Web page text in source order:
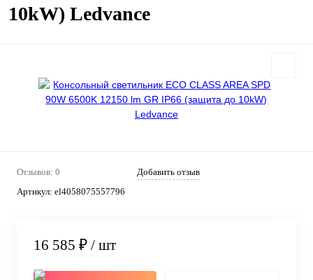
10kW) Ledvance
Отзывов: 0
Добавить отзыв
Артикул: el4058075557796
16 585 ₽ / шт